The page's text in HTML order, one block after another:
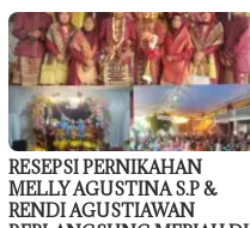
RESEPSI PERNIKAHAN
MELLY AGUSTINA S.P &
RENDI AGUSTIAWAN